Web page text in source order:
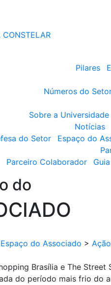
CONSTELAR
Pilares
Números do
Sobre a Universidade
Notícias
do Setor
Espaço do
Parceiro Colaborador
do
Espaço do Associado >
Brasília e The
do período mais frio do